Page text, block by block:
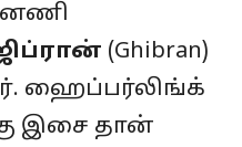
(Ghibran)
ஹைப்பர்லிங்க்
இசை தான்